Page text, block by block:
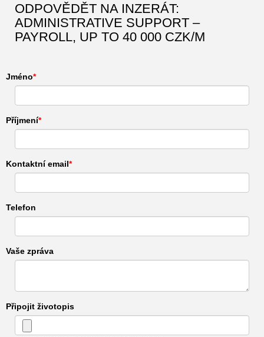
ODPOVĚDĚT NA INZERÁT:
ADMINISTRATIVE SUPPORT –
PAYROLL, UP TO 40 000 CZK/M
Jméno
Příjmení
Kontaktní email
Telefon
Vaše zpráva
Připojit životopis